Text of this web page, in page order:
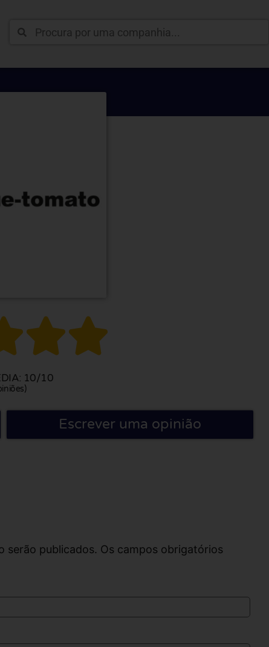

10/10
Escrever uma opinião
serão publicados. Os campos obrigatórios